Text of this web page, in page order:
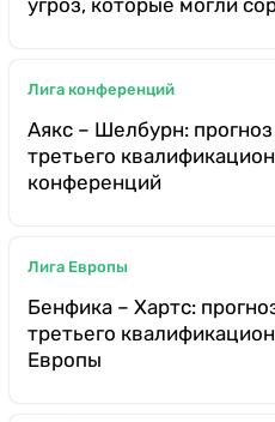
Лига конференций
Аякс – Шелбурн:
третьего
конференций
Лига Европы
Бенфика – Хартс:
третьего
Европы